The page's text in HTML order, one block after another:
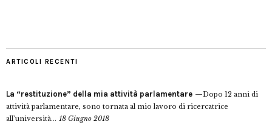
ARTICOLI RECENTI
La “restituzione” della mia attività parlamentare
Dopo 12 anni di
attività parlamentare, sono tornata al mio lavoro di ricercatrice
all’università... 18 Giugno 2018